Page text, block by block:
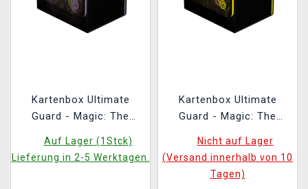
Kartenbox Ultimate
Guard - Magic: The
House of Horror - Niko,
Light of Hope
Auf Lager (1Stck)
Lieferung in 2-5 Werktagen.
Kartenbox Ultimate
Guard - Magic: The
House of Horror -
Victor, Valgavoth’s
Seneschal Sidewinder
Nicht auf Lager
(Versand innerhalb von 10
Tagen)